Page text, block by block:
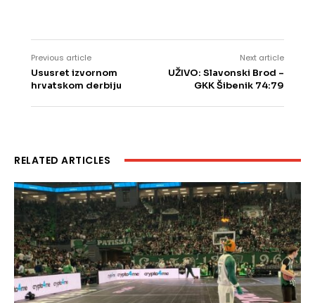
Previous article
Ususret izvornom
hrvatskom derbiju
Next article
UŽIVO: Slavonski Brod –
GKK Šibenik 74:79
RELATED ARTICLES